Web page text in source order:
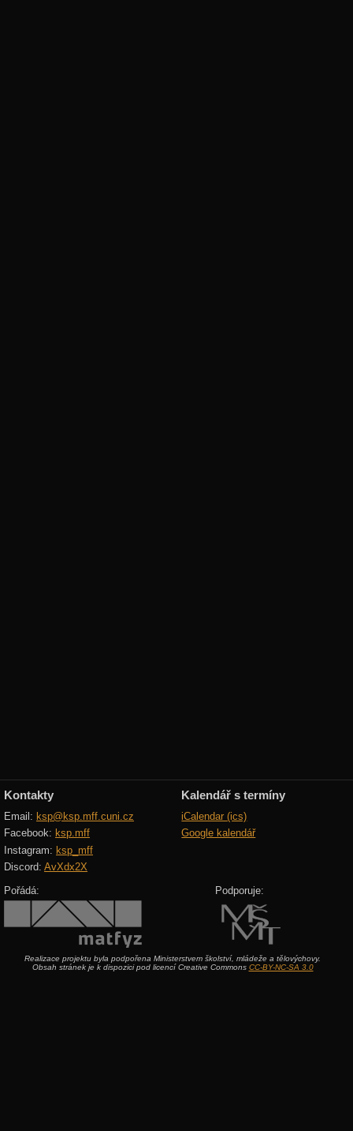
Kontakty
Email: ksp@ksp.mff.cuni.cz
Facebook: ksp.mff
Instagram: ksp_mff
Discord: AvXdx2X
Kalendář s termíny
iCalendar (ics)
Google kalendář
Pořádá: Podporuje:
Realizace projektu byla podpořena Ministerstvem školství, mládeže a tělovýchovy.
Obsah stránek je k dispozici pod licencí Creative Commons CC-BY-NC-SA 3.0